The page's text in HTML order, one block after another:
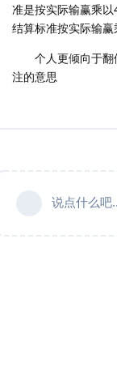
准是按实际输赢乘
结算标准按实际输赢
个人更倾向于翻
注的意思
说点什么吧